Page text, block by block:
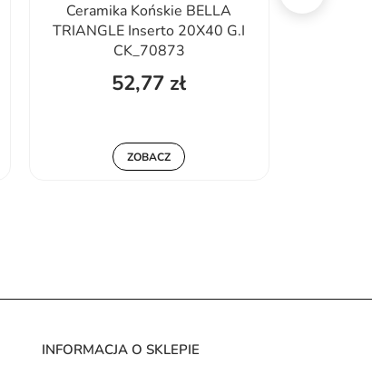
Ceramika Końskie BELLA
TRIANGLE Inserto 20X40 G.I
CK_70873
52,77 zł
ZOBACZ
INFORMACJA O SKLEPIE